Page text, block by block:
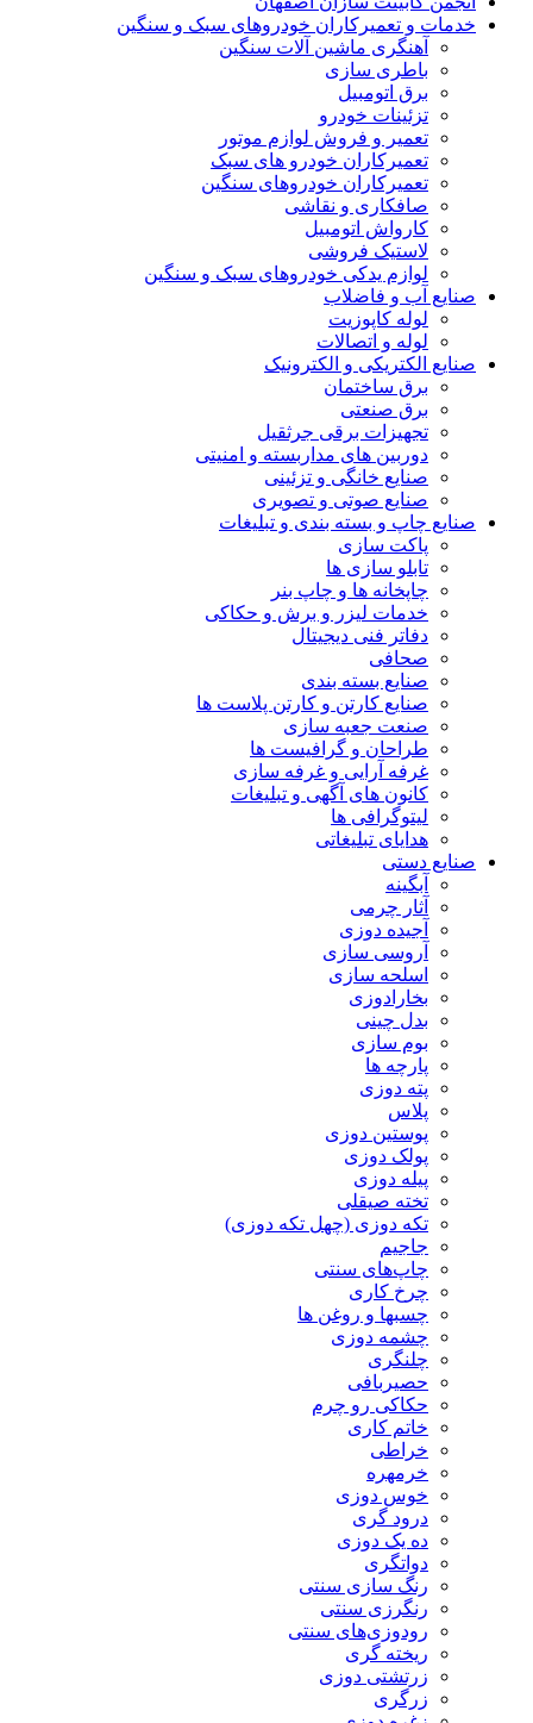
خدمات و تعمیرکاران خودروهای سبک و سنگین
آهنگری ماشین آلات سنگین
باطری سازی
برق اتومبیل
تزئینات خودرو
تعمیر و فروش لوازم موتور
تعمیرکاران خودرو های سبک
تعمیرکاران خودروهای سنگین
صافکاری و نقاشی
کارواش اتومبیل
لاستیک فروشی
لوازم یدکی خودروهای سبک و سنگین
صنایع آب و فاضلاب
لوله کاپوزیت
لوله و اتصالات
صنایع الکتریکی و الکترونیک
برق ساختمان
برق صنعتی
تجهیزات برقی جرثقیل
دوربین های مداربسته و امنیتی
صنایع خانگی و تزئینی
صنایع صوتی و تصویری
صنایع چاپ و بسته بندی و تبلیغات
پاکت سازی
تابلو سازی ها
چاپخانه ها و چاپ بنر
خدمات لیزر و برش و حکاکی
دفاتر فنی دیجیتال
صحافی
صنایع بسته بندی
صنایع کارتن و کارتن پلاست ها
صنعت جعبه سازی
طراحان و گرافیست ها
غرفه آرایی و غرفه سازی
کانون های آگهی و تبلیغات
لیتوگرافی ها
هدایای تبلیغاتی
صنایع دستی
آبگینه
آثار چرمی
آجیده دوزی
آروسی سازی
اسلحه سازی
بخارادوزی
بدل چینی
بوم سازی
پارچه ها
پته دوزی
پلاس
پوستین دوزی
پولک دوزی
پیله دوزی
تخته صیقلی
تکه دوزی (چهل تکه دوزی)
جاجیم
چاپ‌های سنتی
چرخ کاری
چسبها و روغن ها
چشمه دوزی
چلنگری
حصیربافی
حکاکی رو چرم
خاتم کاری
خراطی
خرمهره
خوس دوزی
درود گری
ده یک دوزی
دواتگری
رنگ سازی سنتی
رنگرزی سنتی
رودوزی‌های سنتی
ریخته گری
زرتشتی دوزی
زرگری